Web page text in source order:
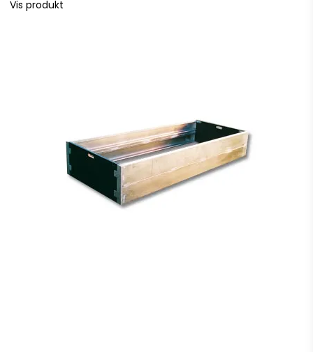
Vis produkt